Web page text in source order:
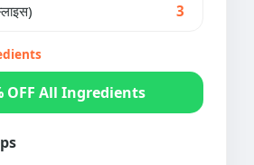
3
OFF All Ingredients